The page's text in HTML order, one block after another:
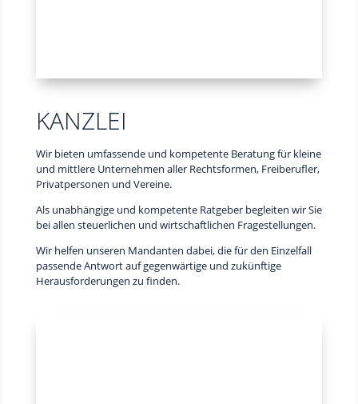
KANZLEI
Wir bieten umfassende und kompetente Beratung für kleine
und mittlere Unternehmen aller Rechtsformen, Freiberufler,
Privatpersonen und Vereine.
Als unabhängige und kompetente Ratgeber begleiten wir Sie
bei allen steuerlichen und wirtschaftlichen Fragestellungen.
Wir helfen unseren Mandanten dabei, die für den Einzelfall
passende Antwort auf gegenwärtige und zukünftige
Herausforderungen zu finden.